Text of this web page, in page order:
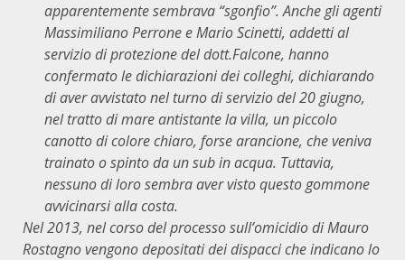
apparentemente sembrava “sgonfio”. Anche gli agenti
Massimiliano Perrone e Mario Scinetti, addetti al
servizio di protezione del dott.Falcone, hanno
confermato le dichiarazioni dei colleghi, dichiarando
di aver avvistato nel turno di servizio del 20 giugno,
nel tratto di mare antistante la villa, un piccolo
canotto di colore chiaro, forse arancione, che veniva
trainato o spinto da un sub in acqua. Tuttavia,
nessuno di loro sembra aver visto questo gommone
avvicinarsi alla costa.
Nel 2013, nel corso del processo sull’omicidio di Mauro
Rostagno vengono depositati dei dispacci che indicano lo